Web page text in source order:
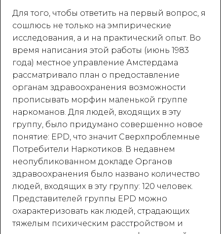
Для того, чтобы ответить на первый вопрос, я
сошлюсь не только на эмпирические
исследования, а и на практический опыт. Во
время написания этой работы (июнь 1983
года) местное управление Амстердама
рассматривало план о предоставление
органам здравоохранения возможности
прописывать морфин маленькой группе
наркоманов. Для людей, входящих в эту
группу, было придумано совершенно новое
понятие: EРD, что значит Сверхпроблемные
Потребители Наркотиков. В недавнем
неопубликованном докладе Органов
здравоохранения было названо количество
людей, входящих в эту группу: 120 человек.
Представителей группы ЕРD можно
охарактеризовать как людей, страдающих
тяжелым психическим расстройством и